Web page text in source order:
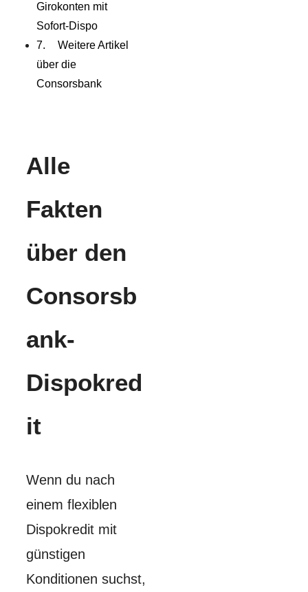
Girokonten mit
Sofort-Dispo
Weitere Artikel
über die
Consorsbank
Alle
Fakten
über den
Consorsb
ank-
Dispokred
it
Wenn du nach
einem flexiblen
Dispokredit mit
günstigen
Konditionen suchst,